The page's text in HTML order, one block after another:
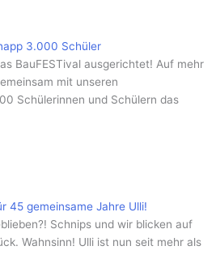
3.000 Schüler
BauFESTival ausgerichtet! Auf mehr
mit unseren
Schülerinnen und Schülern das
45 gemeinsame Jahre Ulli!
Schnips und wir blicken auf
Wahnsinn! Ulli ist nun seit mehr als